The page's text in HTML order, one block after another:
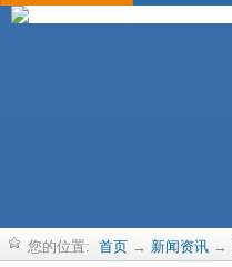
您的位置: 首页 → 新闻资讯 →